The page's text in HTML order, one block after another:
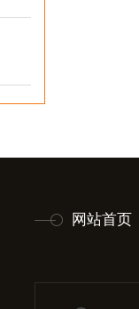
网站首页